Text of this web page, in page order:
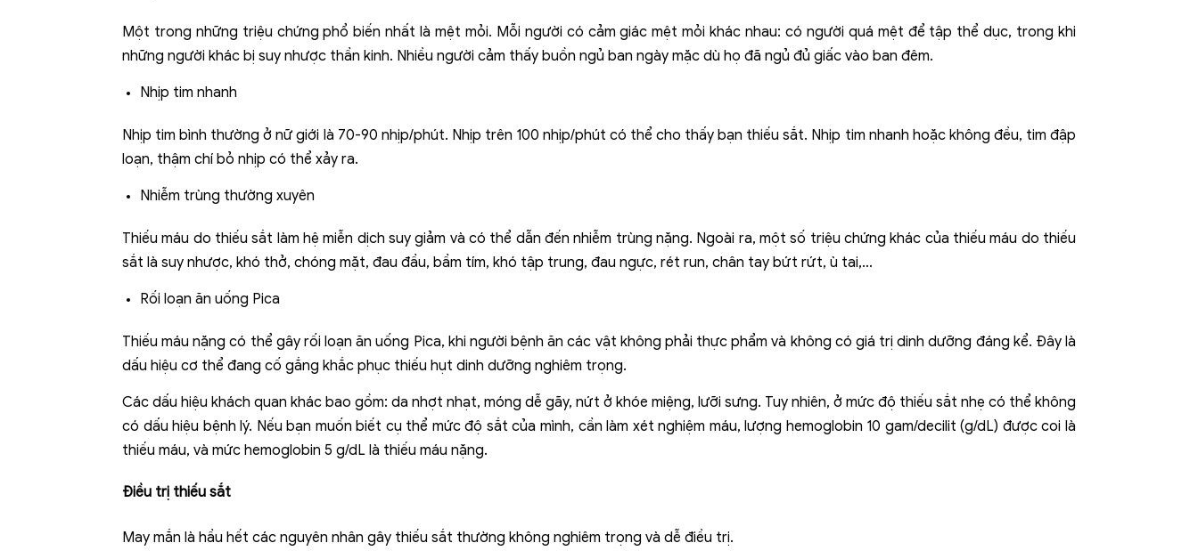
Một trong những triệu chứng phổ biến nhất là mệt mỏi. Mỗi người có cảm giác mệt mỏi khác nhau: có người quá mệt để tập thể dục, trong khi
những người khác bị suy nhược thần kinh. Nhiều người cảm thấy buồn ngủ ban ngày mặc dù họ đã ngủ đủ giấc vào ban đêm.
Nhịp tim nhanh
Nhịp tim bình thường ở nữ giới là 70-90 nhịp/phút. Nhịp trên 100 nhịp/phút có thể cho thấy bạn thiếu sắt. Nhịp tim nhanh hoặc không đều, tim đập
loạn, thậm chí bỏ nhịp có thể xảy ra.
Nhiễm trùng thường xuyên
Thiếu máu do thiếu sắt làm hệ miễn dịch suy giảm và có thể dẫn đến nhiễm trùng nặng. Ngoài ra, một số triệu chứng khác của thiếu máu do thiếu
sắt là suy nhược, khó thở, chóng mặt, đau đầu, bầm tím, khó tập trung, đau ngực, rét run, chân tay bứt rứt, ù tai,…
Rối loạn ăn uống Pica
Thiếu máu nặng có thể gây rối loạn ăn uống Pica, khi người bệnh ăn các vật không phải thực phẩm và không có giá trị dinh dưỡng đáng kể. Đây là
dấu hiệu cơ thể đang cố gắng khắc phục thiếu hụt dinh dưỡng nghiêm trọng.
Các dấu hiệu khách quan khác bao gồm: da nhợt nhạt, móng dễ gãy, nứt ở khóe miệng, lưỡi sưng. Tuy nhiên, ở mức độ thiếu sắt nhẹ có thể không
có dấu hiệu bệnh lý. Nếu bạn muốn biết cụ thể mức độ sắt của mình, cần làm xét nghiệm máu, lượng hemoglobin 10 gam/decilit (g/dL) được coi là
thiếu máu, và mức hemoglobin 5 g/dL là thiếu máu nặng.
Điều trị thiếu sắt
May mắn là hầu hết các nguyên nhân gây thiếu sắt thường không nghiêm trọng và dễ điều trị.